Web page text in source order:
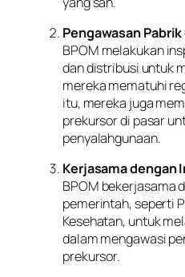
Pengawasan
BPOM melakukan
dan distribusi untuk
mereka mematuhi
itu, mereka juga
prekursor di pasar
penyalahgunaan.
Kerjasama dengan
BPOM bekerjasama
pemerintah, seperti
Kesehatan, untuk
dalam mengawasi
prekursor.